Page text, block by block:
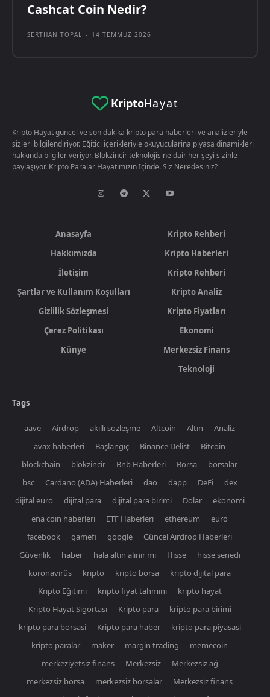
Cashcat Coin Nedir?
SERTHAN TOPAL - 14 TEMMUZ 2026
KriptoHayat
Kripto Hayat güncel ve son dakika kripto para haberleri ve analizleriyle
sizleri bilgilendiriyor. Eğitici içerikleriyle okuyucularina piyasa dinamikleri
hakkında bilgiler veriyor. Blokzincir teknolojisine dair her şeyi sizinle
paylaşıyor. Kripto Paralar Hayatımızın İçinde. Siz Neredesiniz?
Anasayfa
Hakkımızda
İletişim
Şartlar ve Kullanım Koşulları
Gizlilik Sözleşmesi
Çerez Politikası
Künye
Kripto Rehberi
Kripto Haberleri
Kripto Rehberi
Kripto Analiz
Kripto Fiyatları
Ekonomi
Merkezsiz Finans
Teknoloji
Tags
aave Airdrop akıllı sözleşme Altcoin Altın
Analiz
avax haberleri
Başlangıç Binance Delist
Bitcoin
blockchain
blokzincir Bnb Haberleri Borsa
borsalar
bsc
Cardano (ADA) Haberleri dao dapp DeFi
dex
dijital euro
dijital para dijital para birimi Dolar
ekonomi
ena coin haberleri
ETF Haberleri ethereum
euro
facebook
gamefi google
Güncel Airdrop Haberleri
Güvenlik
haber hala altın alınır mı Hisse
hisse senedi
koronavirüs
kripto kripto borsa
kripto dijital para
Kripto Eğitimi
kripto fiyat tahmini
kripto hayat
Kripto Hayat Sigortası
Kripto para
kripto para birimi
kripto para borsasi
Kripto para haber
kripto para piyasasi
kripto paralar
maker margin trading
memecoin
merkeziyetsiz finans
Merkezsiz
Merkezsiz ağ
merkezsiz borsa
merkezsiz borsalar
Merkezsiz finans